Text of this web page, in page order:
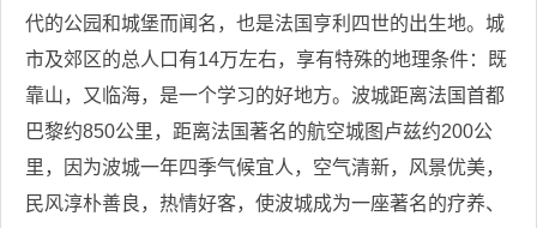
代的公园和城堡而闻名，也是法国亨利四世的出生地。城
市及郊区的总人口有14万左右，享有特殊的地理条件：既
靠山，又临海，是一个学习的好地方。波城距离法国首都
巴黎约850公里，距离法国著名的航空城图卢兹约200公
里，因为波城一年四季气候宜人，空气清新，风景优美，
民风淳朴善良，热情好客，使波城成为一座著名的疗养、